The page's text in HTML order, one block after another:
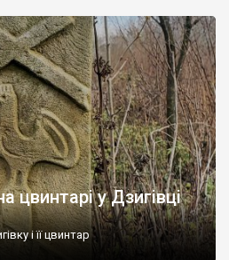
лікарню. Коли із
ми точно не […]
цвинтарі у Дзигівці
і її цвинтар